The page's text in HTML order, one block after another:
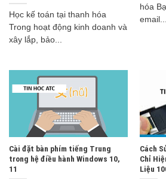
Học kế toán tại thanh hóa
Trong hoạt động kinh doanh và
xây lắp, bảo...
hóa
email...
Cài đặt bàn phím tiếng Trung
trong hệ điều hành Windows 10,
11
Cách
Chỉ
Liệu